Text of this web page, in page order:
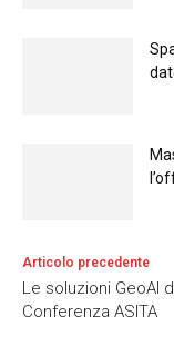
Articolo precedente
Le soluzioni GeoAI
Conferenza ASITA